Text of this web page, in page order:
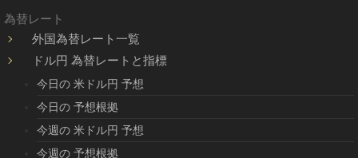
為替レート
外国為替レート一覧
ドル円 為替レートと指標
今日の 米ドル円 予想
今日の 予想根拠
今週の 米ドル円 予想
今週の 予想根拠